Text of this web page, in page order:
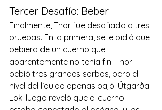
Tercer Desafío: Beber
Finalmente, Thor fue desafiado a tres
pruebas. En la primera, se le pidió que
bebiera de un cuerno que
aparentemente no tenía fin. Thor
bebió tres grandes sorbos, pero el
nivel del líquido apenas bajó. Útgarða-
Loki luego reveló que el cuerno